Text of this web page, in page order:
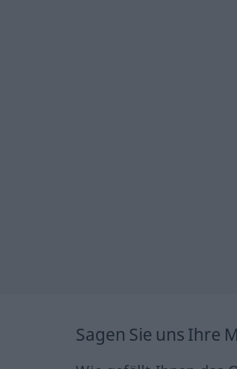
Sagen Sie uns Ihre